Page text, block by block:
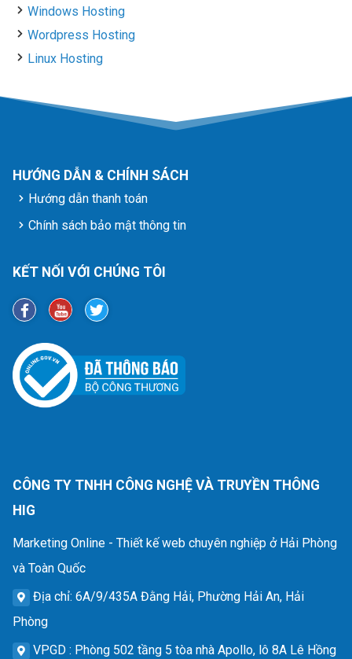
Windows Hosting
Wordpress Hosting
Linux Hosting
HƯỚNG DẪN & CHÍNH SÁCH
Hướng dẫn thanh toán
Chính sách bảo mật thông tin
KẾT NỐI VỚI CHÚNG TÔI
CÔNG TY TNHH CÔNG NGHỆ VÀ TRUYỀN THÔNG
HIG
Marketing Online - Thiết kế web chuyên nghiệp ở Hải Phòng
và Toàn Quốc
Địa chỉ: 6A/9/435A Đằng Hải, Phường Hải An, Hải
Phòng
VPGD : Phòng 502 tầng 5 tòa nhà Apollo, lô 8A Lê Hồng